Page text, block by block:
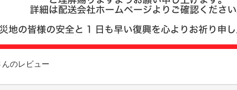
会社概
んのレビュー